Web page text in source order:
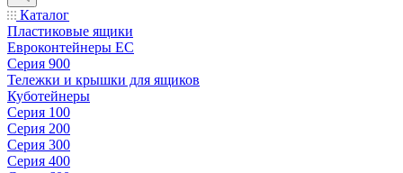
Каталог
Пластиковые ящики
Евроконтейнеры ЕС
Серия 900
Тележки и крышки для ящиков
Куботейнеры
Серия 100
Серия 200
Серия 300
Серия 400